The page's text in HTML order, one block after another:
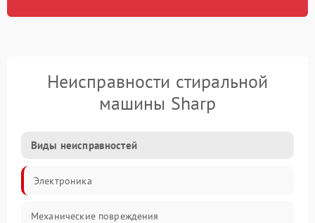
Неисправности стиральной
машины Sharp
Виды неисправностей
Электроника
Механические повреждения